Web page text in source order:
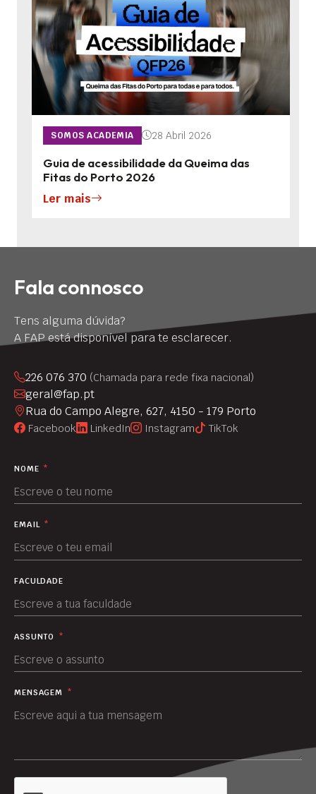
SOMOS ACADEMIA 28 Abril 2026
Guia de acessibilidade da Queima das
Fitas do Porto 2026
Ler mais
Fala connosco
Tens alguma dúvida?
A FAP está disponível para te esclarecer.
226 076 370 (Chamada para rede fixa nacional)
geral@fap.pt
Rua do Campo Alegre, 627, 4150 - 179 Porto
Facebook LinkedIn Instagram TikTok
NOME *
EMAIL *
FACULDADE
ASSUNTO *
MENSAGEM *